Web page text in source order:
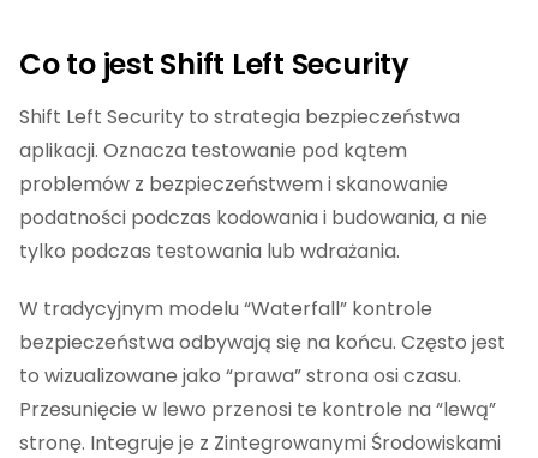
Co to jest Shift Left Security
Shift Left Security to strategia bezpieczeństwa
aplikacji. Oznacza testowanie pod kątem
problemów z bezpieczeństwem i skanowanie
podatności podczas kodowania i budowania, a nie
tylko podczas testowania lub wdrażania.
W tradycyjnym modelu “Waterfall” kontrole
bezpieczeństwa odbywają się na końcu. Często jest
to wizualizowane jako “prawa” strona osi czasu.
Przesunięcie w lewo przenosi te kontrole na “lewą”
stronę. Integruje je z Zintegrowanymi Środowiskami